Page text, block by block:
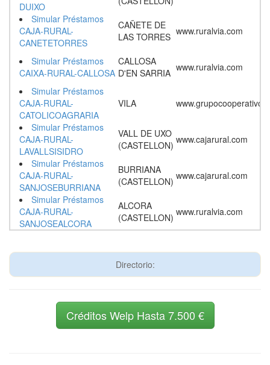
DUIXO
Simular Préstamos
CAJA-RURAL-
CANETETORRES
CAÑETE DE
LAS TORRES www.ruralvia.com
Simular Préstamos
CAIXA-RURAL-CALLOSA
CALLOSA
D'EN SARRIA www.ruralvia.com
Simular Préstamos
CAJA-RURAL-
CATOLICOAGRARIA
VILA
Simular Préstamos
CAJA-RURAL-
LAVALLSISIDRO
VALL DE UXO
(CASTELLON) www.cajarural.com
Simular Préstamos
CAJA-RURAL-
SANJOSEBURRIANA
BURRIANA
(CASTELLON) www.cajarural.com
Simular Préstamos
CAJA-RURAL-
SANJOSEALCORA
ALCORA
(CASTELLON) www.ruralvia.com
Directorio:
Créditos Welp Hasta 7.500 €